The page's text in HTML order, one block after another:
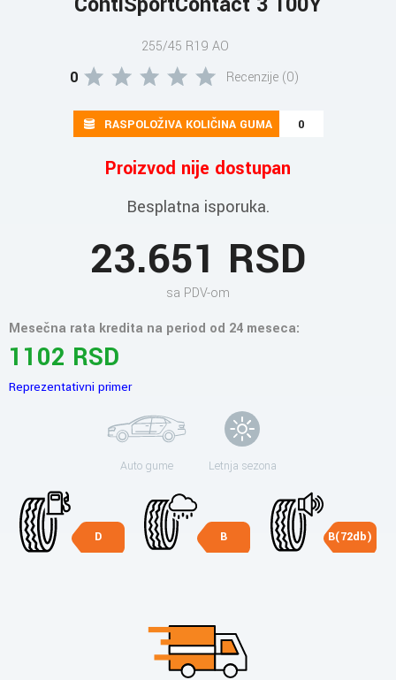
255/45 R19 AO
0 Recenzije (0)
RASPOLOŽIVA KOLIČINA GUMA 0
Proizvod nije dostupan
Besplatna isporuka.
23.651 RSD
sa PDV-om
Mesečna rata kredita na period od 24 meseca:
1102 RSD
Reprezentativni primer
Auto gume Letnja sezona
D B B(72db)